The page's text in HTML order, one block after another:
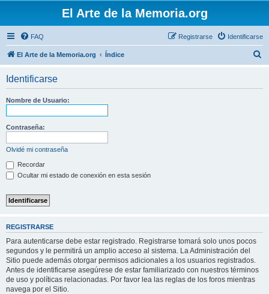
El Arte de la Memoria.org
FAQ Identificarse
Registrarse
El Arte de la Memoria.org Índice
Identificarse
Nombre de Usuario:
Contraseña:
Olvidé mi contraseña
Recordar
Ocultar mi estado de conexión en esta sesión
REGISTRARSE
Para autenticarse debe estar registrado. Registrarse tomará solo unos pocos
segundos y le permitirá un amplio acceso al sistema. La Administración del
Sitio puede además otorgar permisos adicionales a los usuarios registrados.
Antes de identificarse asegúrese de estar familiarizado con nuestros términos
de uso y políticas relacionadas. Por favor lea las reglas de los foros mientras
navega por el Sitio.